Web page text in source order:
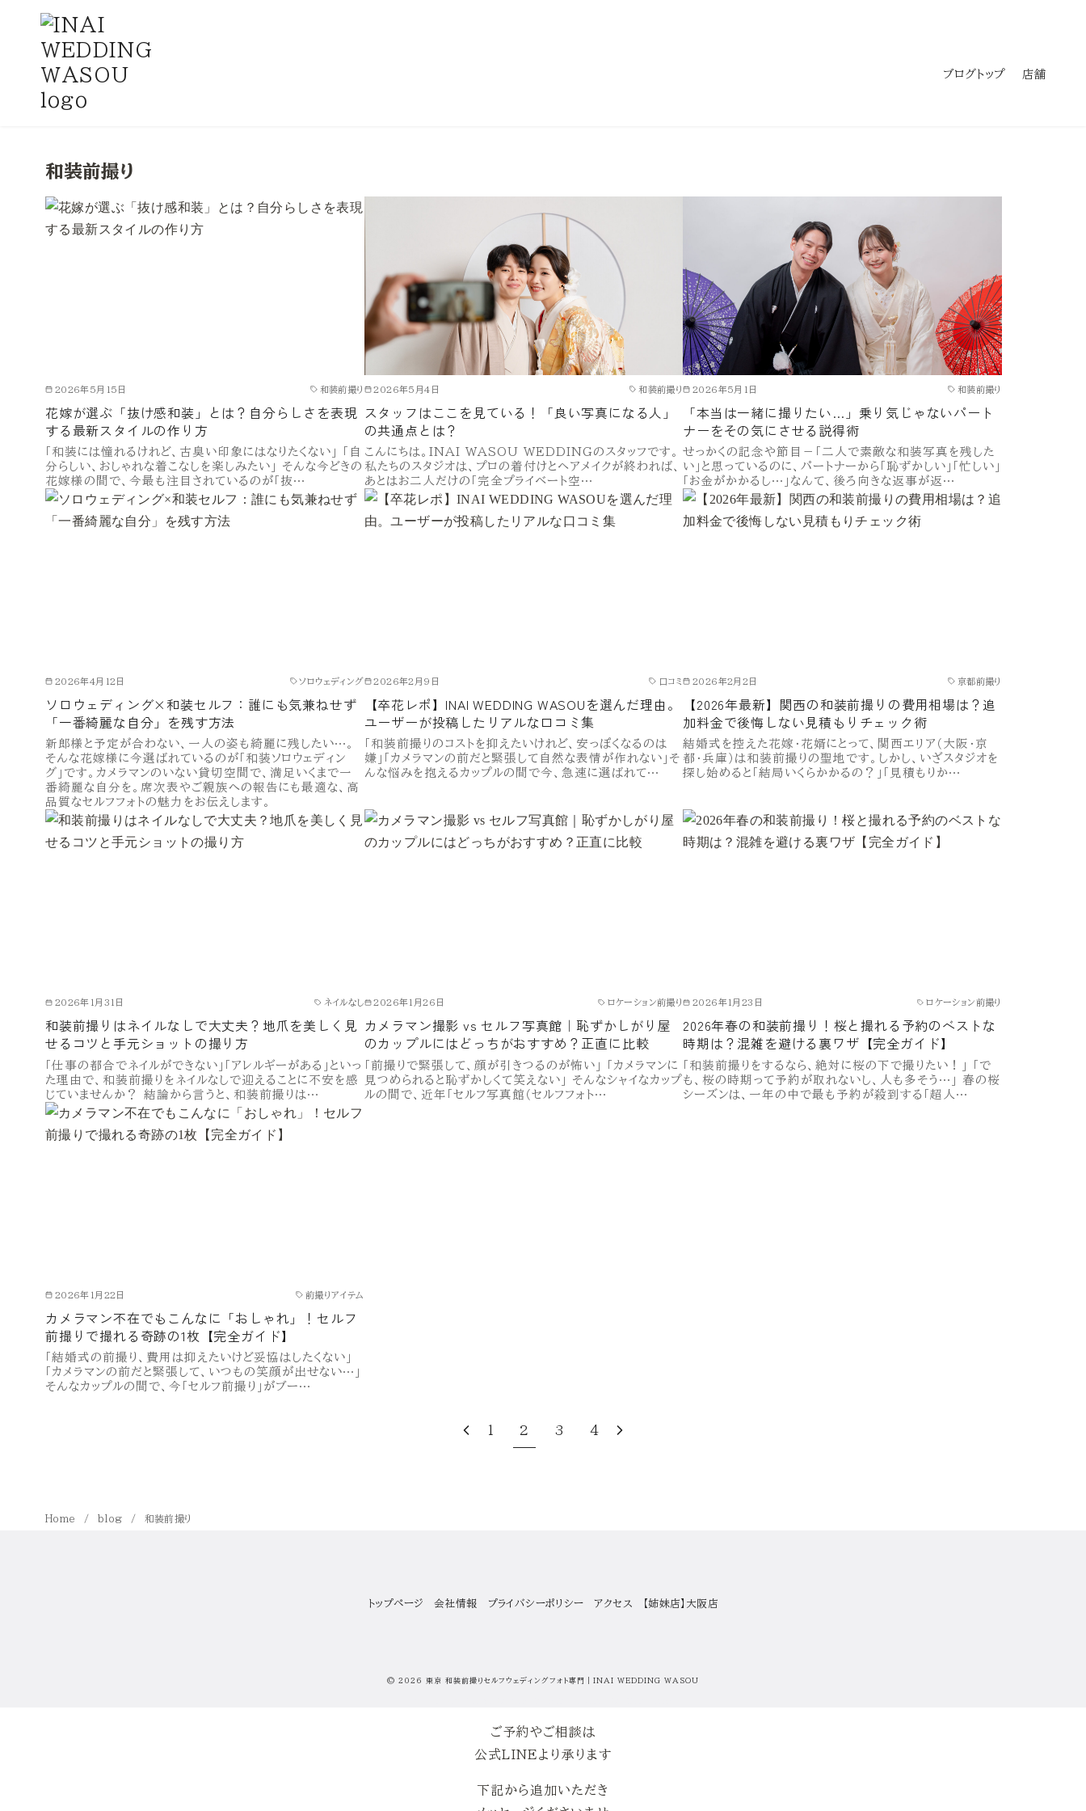
ブログトップ 店舗
和装前撮り
2026年5月15日 和装前撮り
花嫁が選ぶ「抜け感和装」とは？自分らしさを表現
する最新スタイルの作り方
「和装には憧れるけれど、古臭い印象にはなりたくない」 「自
分らしい、おしゃれな着こなしを楽しみたい」 そんな今どきの
花嫁様の間で、今最も注目されているのが「抜…
2026年5月4日 和装前撮り
スタッフはここを見ている！「良い写真になる人」
の共通点とは？
こんにちは。INAI WASOU WEDDINGのスタッフです。
私たちのスタジオは、プロの着付けとヘアメイクが終われば、
あとはお二人だけの「完全プライベート空…
2026年5月1日 和装前撮り
「本当は一緒に撮りたい…」乗り気じゃないパート
ナーをその気にさせる説得術
せっかくの記念や節目－「二人で素敵な和装写真を残した
い」と思っているのに、パートナーから「恥ずかしい」「忙しい」
「お金がかかるし…」なんて、後ろ向きな返事が返…
2026年4月12日 ソロウェディング
ソロウェディング×和装セルフ：誰にも気兼ねせず
「一番綺麗な自分」を残す方法
新郎様と予定が合わない、一人の姿も綺麗に残したい…。
そんな花嫁様に今選ばれているのが「和装ソロウェディン
グ」です。カメラマンのいない貸切空間で、満足いくまで一
番綺麗な自分を。席次表やご親族への報告にも最適な、高
品質なセルフフォトの魅力をお伝えします。
2026年2月9日 口コミ
【卒花レポ】INAI WEDDING WASOUを選んだ理由。
ユーザーが投稿したリアルな口コミ集
「和装前撮りのコストを抑えたいけれど、安っぽくなるのは
嫌」「カメラマンの前だと緊張して自然な表情が作れない」そ
んな悩みを抱えるカップルの間で今、急速に選ばれて…
2026年2月2日 京都前撮り
【2026年最新】関西の和装前撮りの費用相場は？追
加料金で後悔しない見積もりチェック術
結婚式を控えた花嫁・花婿にとって、関西エリア（大阪・京
都・兵庫）は和装前撮りの聖地です。しかし、いざスタジオを
探し始めると「結局いくらかかるの？」「見積もりか…
2026年1月31日 ネイルなし
和装前撮りはネイルなしで大丈夫？地爪を美しく見
せるコツと手元ショットの撮り方
「仕事の都合でネイルができない」「アレルギーがある」といっ
た理由で、和装前撮りをネイルなしで迎えることに不安を感
じていませんか？ 結論から言うと、和装前撮りは…
2026年1月26日 ロケーション前撮り
カメラマン撮影 vs セルフ写真館｜恥ずかしがり屋
のカップルにはどっちがおすすめ？正直に比較
「前撮りで緊張して、顔が引きつるのが怖い」 「カメラマンに
見つめられると恥ずかしくて笑えない」 そんなシャイなカップ
ルの間で、近年「セルフ写真館（セルフフォト…
2026年1月23日 ロケーション前撮り
2026年春の和装前撮り！桜と撮れる予約のベストな
時期は？混雑を避ける裏ワザ【完全ガイド】
「和装前撮りをするなら、絶対に桜の下で撮りたい！」 「で
も、桜の時期って予約が取れないし、人も多そう…」 春の桜
シーズンは、一年の中で最も予約が殺到する「超人…
2026年1月22日 前撮りアイテム
カメラマン不在でもこんなに「おしゃれ」！セルフ
前撮りで撮れる奇跡の1枚【完全ガイド】
「結婚式の前撮り、費用は抑えたいけど妥協はしたくない」
「カメラマンの前だと緊張して、いつもの笑顔が出せない…」
そんなカップルの間で、今「セルフ前撮り」がブー…
1 2 3 4
Home blog 和装前撮り
トップページ 会社情報 プライバシーポリシー アクセス 【姉妹店】大阪店
© 2026 東京 和装前撮りセルフウェディングフォト専門｜INAI WEDDING WASOU
ご予約やご相談は
公式LINEより承ります
下記から追加いただき